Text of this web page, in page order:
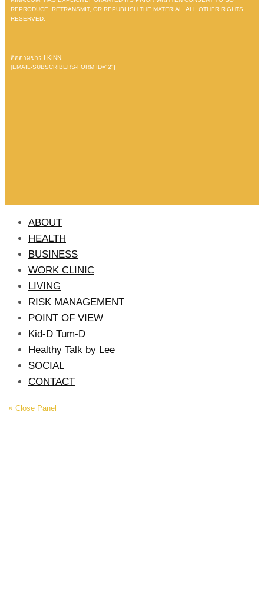
REPRODUCE, RETRANSMIT, OR REPUBLISH THE MATERIAL. ALL OTHER RIGHTS
RESERVED.
ติดตามข่าว I-KINN
[EMAIL-SUBSCRIBERS-FORM ID="2"]
ABOUT
HEALTH
BUSINESS
WORK CLINIC
LIVING
RISK MANAGEMENT
POINT OF VIEW
Kid-D Tum-D
Healthy Talk by Lee
SOCIAL
CONTACT
× Close Panel